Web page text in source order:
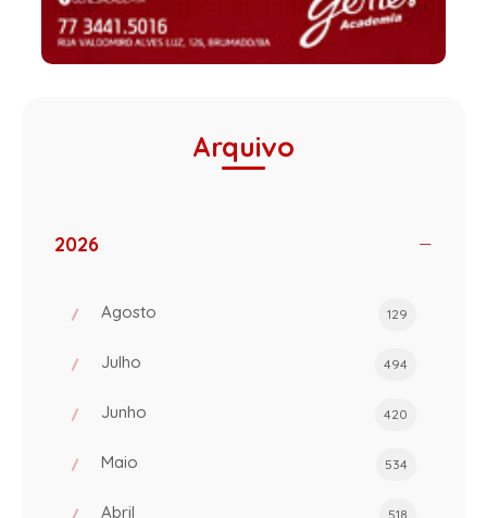
Arquivo
2026
Agosto 129
Julho 494
Junho 420
Maio 534
Abril 518